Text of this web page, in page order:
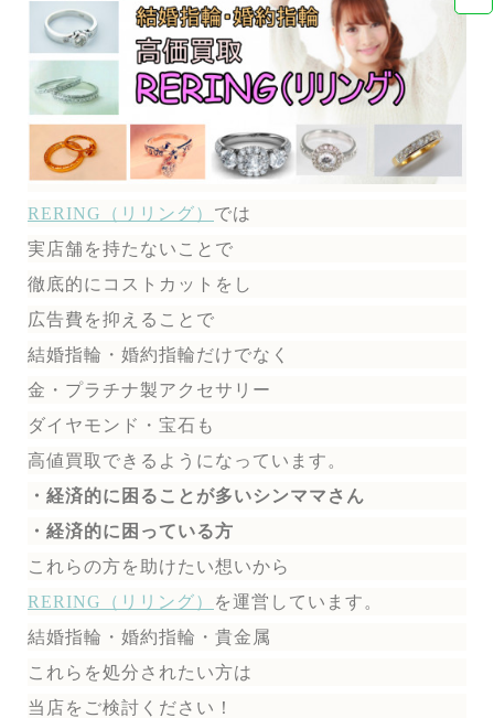
RERING（リリング） では
実店舗を持たないことで
徹底的にコストカットをし
広告費を抑えることで
結婚指輪・婚約指輪だけでなく
金・プラチナ製アクセサリー
ダイヤモンド・宝石も
高値買取できるようになっています。
・経済的に困ることが多いシンママさん
・経済的に困っている方
これらの方を助けたい想いから
RERING（リリング）
を運営しています。
結婚指輪・婚約指輪・貴金属
これらを処分されたい方は
当店をご検討ください！